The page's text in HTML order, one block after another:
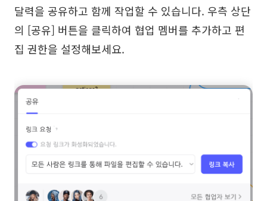
달력을 공유하고 함께 작업할 수 있습니다. 우측 상단
의 [공유] 버튼을 클릭하여 협업 멤버를 추가하고 편
집 권한을 설정해보세요.